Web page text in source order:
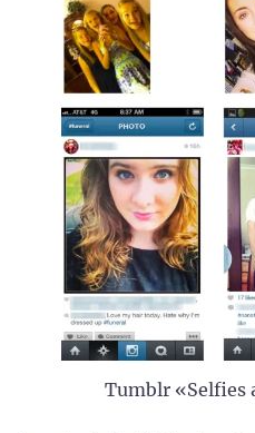
Tumblr «Selfies